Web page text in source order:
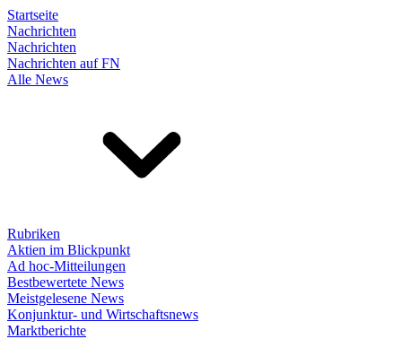
Startseite
Nachrichten
Nachrichten
Nachrichten auf FN
Alle News
Rubriken
Aktien im Blickpunkt
Ad hoc-Mitteilungen
Bestbewertete News
Meistgelesene News
Konjunktur- und Wirtschaftsnews
Marktberichte